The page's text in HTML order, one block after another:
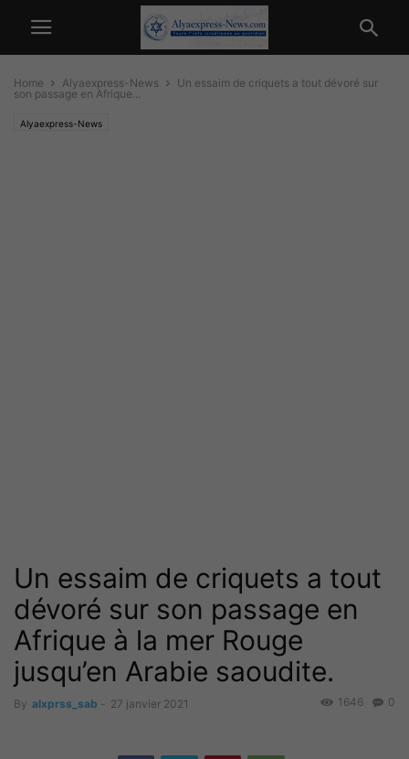
Home Alyaexpress-News
Un essaim de criquets a tout dévoré sur
son passage en Afrique...
Alyaexpress-News
Un essaim de criquets a tout
dévoré sur son passage en
Afrique à la mer Rouge
jusqu’en Arabie saoudite.
By alxprss_sab - 27 janvier 2021 0
1646